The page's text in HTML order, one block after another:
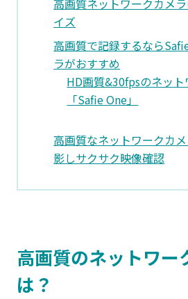
高画質ネットワークカメ
イズ
高画質で記録するなら
ラがおすすめ
HD画質&30fpsのネット
「Safie One」
高画質なネットワークカ
影しサクサク映像確認
高画質のネットワー
は？